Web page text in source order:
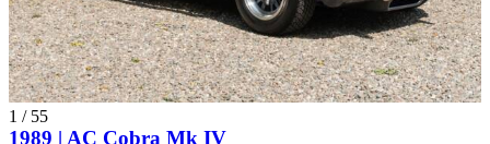
1 / 55
1989 | AC Cobra Mk IV